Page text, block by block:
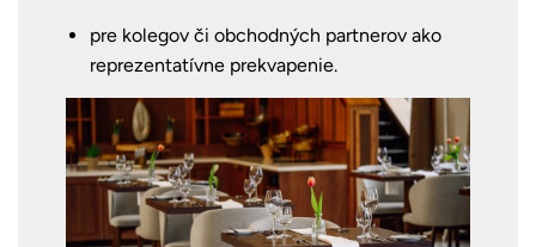
pre kolegov či obchodných partnerov ako
reprezentatívne prekvapenie.